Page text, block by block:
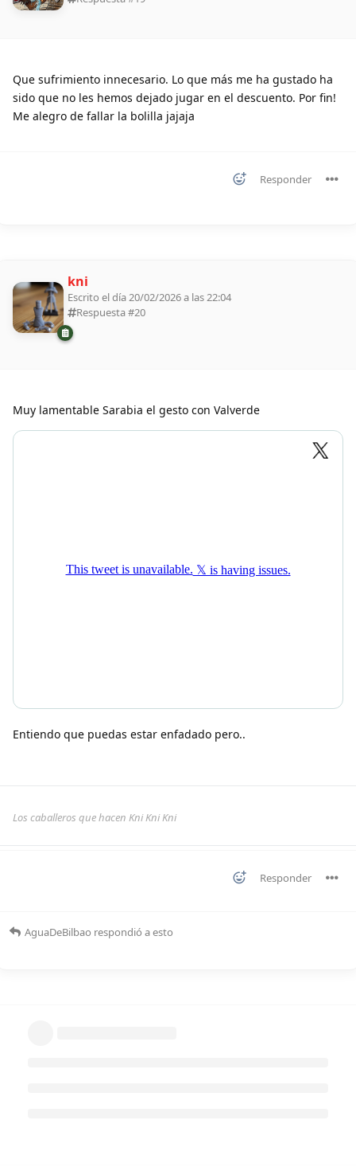
Que sufrimiento innecesario. Lo que más me ha gustado ha
sido que no les hemos dejado jugar en el descuento. Por fin!
Me alegro de fallar la bolilla jajaja
Responder
kni
Escrito el día 20/02/2026 a las 22:04
Respuesta #20
Muy lamentable Sarabia el gesto con Valverde
Entiendo que puedas estar enfadado pero..
Los caballeros que hacen Kni Kni Kni
Responder
AguaDeBilbao respondió a esto